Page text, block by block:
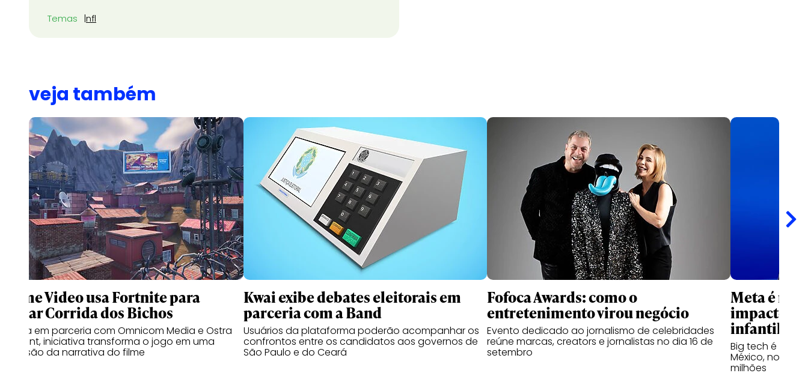
Temas nfl
veja também
Prime Video usa Fortnite para
lançar Corrida dos Bichos
Criada em parceria com Omnicom Media e Ostra
Content, iniciativa transforma o jogo em uma
extensão da narrativa do filme
Kwai exibe debates eleitorais em
parceria com a Band
Usuários da plataforma poderão acompanhar os
confrontos entre os candidatos aos governos de
São Paulo e do Ceará
Fofoca Awards: como o
entretenimento virou negócio
Evento dedicado ao jornalismo de celebridades
reúne marcas, creators e jornalistas no dia 16 de
setembro
Meta é
impactos
infantil
Big tech é
México, nos
milhões